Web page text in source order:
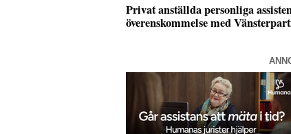
Privat anställda personliga
överenskommelse med